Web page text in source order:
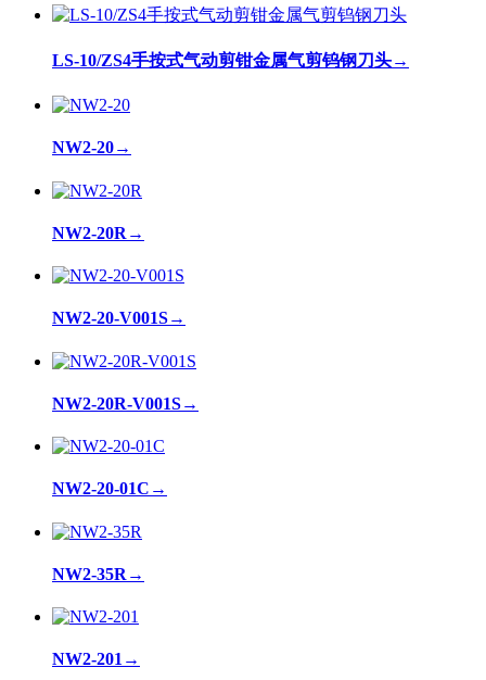
LS-10/ZS4手按式气动剪钳金属气剪钨钢刀头→
NW2-20→
NW2-20R →
NW2-20-V001S→
NW2-20R-V001S→
NW2-20-01C →
NW2-35R →
NW2-201→